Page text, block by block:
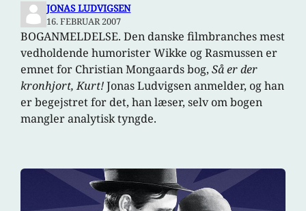
JONAS LUDVIGSEN
16. FEBRUAR 2007
BOGANMELDELSE. Den danske filmbranches mest
vedholdende humorister Wikke og Rasmussen er
emnet for Christian Mongaards bog,Så er der
kronhjort, Kurt!Jonas Ludvigsen anmelder, og han
er begejstret for det, han læser, selv om bogen
mangler analytisk tyngde.